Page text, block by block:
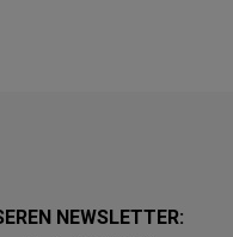
NEWSLETTER: